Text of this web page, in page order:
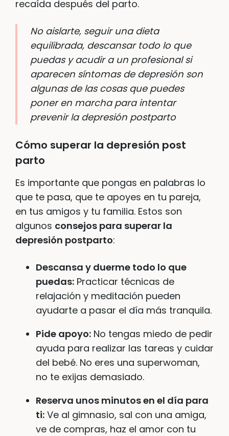
recaída después del parto.
No aislarte, seguir una dieta
equilibrada, descansar todo lo que
puedas y acudir a un profesional si
aparecen síntomas de depresión son
algunas de las cosas que puedes
poner en marcha para intentar
prevenir la depresión postparto
Cómo superar la depresión post
parto
Es importante que pongas en palabras lo
que te pasa, que te apoyes en tu pareja,
en tus amigos y tu familia. Estos son
algunos consejos para superar la
depresión postparto:
Descansa y duerme todo lo que
puedas: Practicar técnicas de
relajación y meditación pueden
ayudarte a pasar el día más tranquila.
Pide apoyo: No tengas miedo de pedir
ayuda para realizar las tareas y cuidar
del bebé. No eres una superwoman,
no te exijas demasiado.
Reserva unos minutos en el día para
ti: Ve al gimnasio, sal con una amiga,
ve de compras, haz el amor con tu